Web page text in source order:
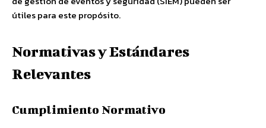
útiles para este propósito.
Normativas y Estándares
Relevantes
Cumplimiento Normativo